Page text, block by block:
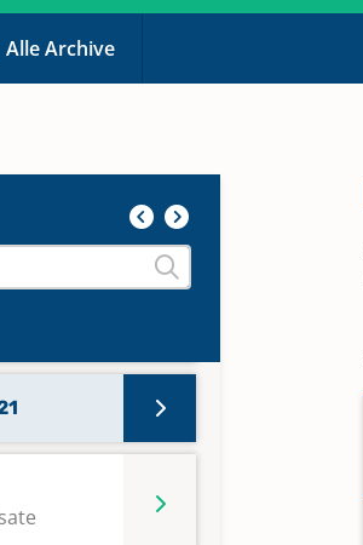
Alle Archive